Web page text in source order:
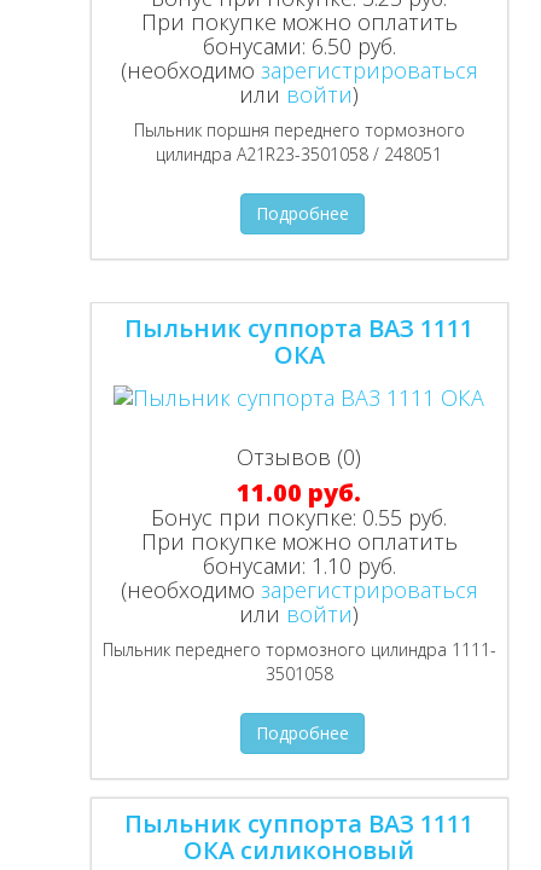
При покупке можно оплатить
бонусами: 6.50 руб.
(необходимо зарегистрироваться
или войти)
Пыльник поршня переднего тормозного
цилиндра A21R23-3501058 / 248051
Подробнее
Пыльник суппорта ВАЗ 1111
ОКА
Отзывов (0)
11.00 руб.
Бонус при покупке: 0.55 руб.
При покупке можно оплатить
бонусами: 1.10 руб.
(необходимо зарегистрироваться
или войти)
Пыльник переднего тормозного цилиндра 1111-
3501058
Подробнее
Пыльник суппорта ВАЗ 1111
ОКА силиконовый